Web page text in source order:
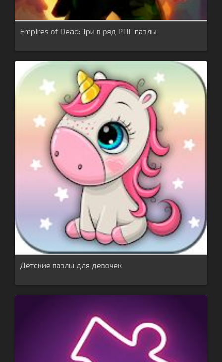
Empires of Dead: Три в ряд РПГ пазлы
Детские пазлы для девочек